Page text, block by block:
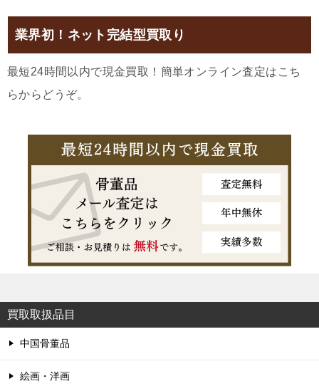
業界初！ネット完結型買取り
最短24時間以内で現金買取！簡単オンライン査定はこち
らからどうぞ。
買取取扱品目
中国骨董品
絵画・洋画